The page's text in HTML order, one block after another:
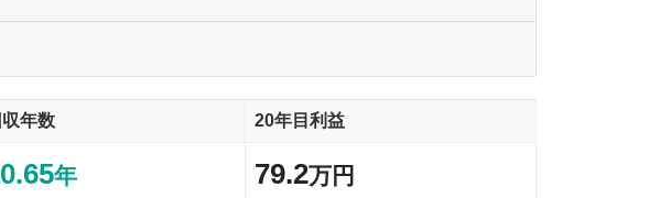
収年数 20年目利益
年 79.2万円